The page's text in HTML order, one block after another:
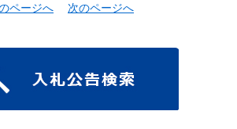
ページへ 次のページへ